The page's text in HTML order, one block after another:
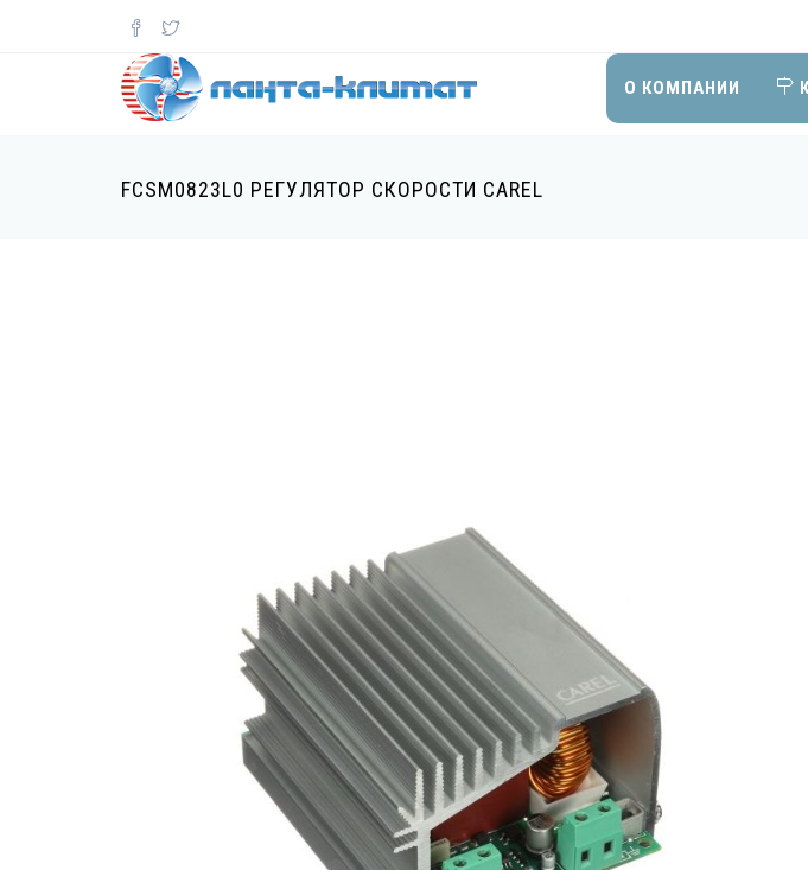
О КОМПАНИИ
FCSM0823L0 РЕГУЛЯТОР СКОРОСТИ CAREL